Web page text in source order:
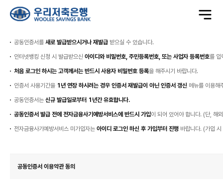
전
체
공동인증서를 새로 발급받으시거나 재발급 받으실 수 있습니다.
인터넷뱅킹 신청 시 발급받으신 아이디와 비밀번호, 주민등록번호, 또는 사업자 등록번호를 입
처음 로그인 하시는 고객께서는 반드시 사용자 비밀번호 등록을 해주시기 바랍니다.
인증서 사용기간을 1년 연장 하시려는 경우 인증서 재발급이 아닌 인증서 갱신 메뉴를 이용해
공동인증서는 신규 발급일로부터 1년간 유효합니다.
공동인증서 발급 전에 전자금융사기예방서비스에 반드시 가입이 되어 있어야 합니다. (단, 해
전자금융사기예방서비스 미가입자는 아이디 로그인 하신 후 가입부터 진행 바랍니다. (가입
공동인증서 이용약관 동의